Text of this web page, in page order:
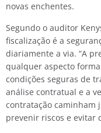
novas enchentes.
Segundo o auditor
fiscalização é a
diariamente a via. “A
qualquer aspecto
condições seguras de
análise contratual e a
contratação caminham
prevenir riscos e evitar